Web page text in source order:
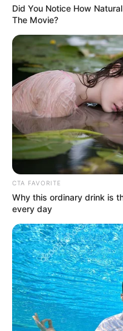
Posted
in
Történetek
Miután a
ne vegyek
annak
nap
találtam
bySzerző • May 11, 2025
Did You Notice How
The Movie?
CTA FAVORITE
Why this ordinary drink is
every day